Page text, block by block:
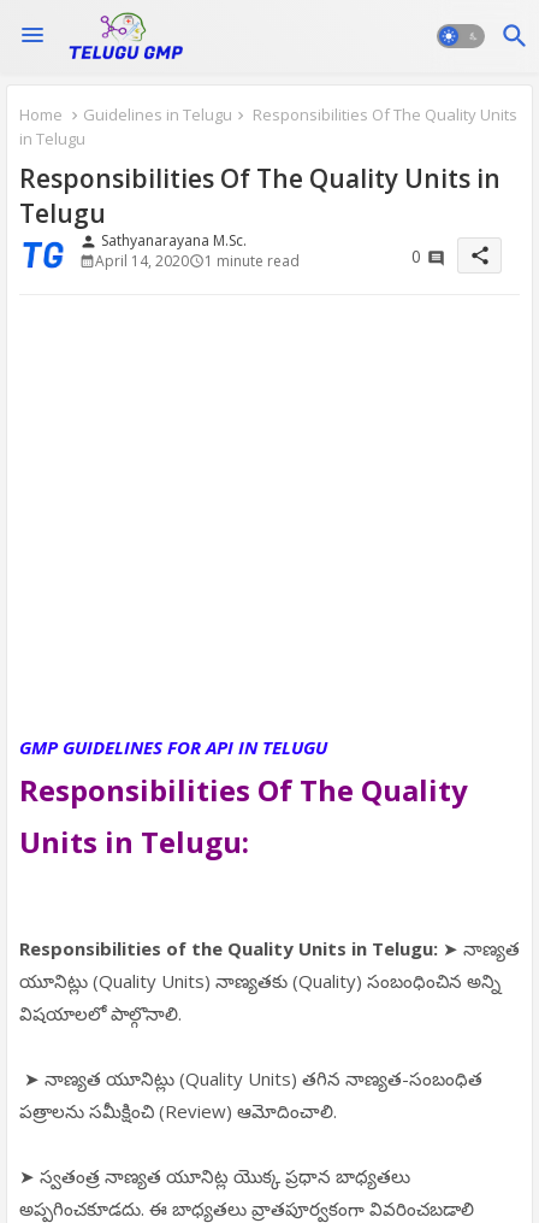
Home Guidelines in Telugu
Responsibilities Of The Quality Units
in Telugu
Responsibilities Of The Quality Units in
Telugu
person Sathyanarayana M.Sc.
April 14, 2020
1 minute read 0 share
GMP GUIDELINES FOR API IN TELUGU
Responsibilities Of The Quality
Units in Telugu:
Responsibilities of the Quality Units in Telugu: ➤ నాణ్యత
యూనిట్లు (Quality Units) నాణ్యతకు (Quality) సంబంధించిన అన్ని
విషయాలలో పాల్గొనాలి.
➤ నాణ్యత యూనిట్లు (Quality Units) తగిన నాణ్యత-సంబంధిత
పత్రాలను సమీక్షించి (Review) ఆమోదించాలి.
➤ స్వతంత్ర నాణ్యత యూనిట్ల యొక్క ప్రధాన బాధ్యతలు
అప్పగించకూడదు. ఈ బాధ్యతలు వ్రాతపూర్వకంగా వివరించబడాలి